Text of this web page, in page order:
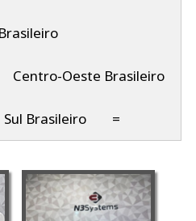
Centro-Oeste Brasileiro
Sul Brasileiro =